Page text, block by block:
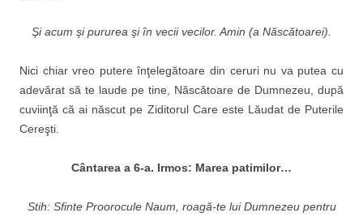
Şi acum şi pururea şi în vecii vecilor. Amin (a Născătoarei).
Nici chiar vreo putere înţe­legătoare din ceruri nu va putea cu
adevărat să te laude pe tine, Născătoare de Dum­nezeu, după
cuviinţă că ai născut pe Ziditorul Care este Lăudat de Puterile
Cereşti.
Cântarea a 6-a. Irmos: Marea patimilor…
Stih: Sfinte Proorocule Naum, roagă-te lui Dumnezeu pentru